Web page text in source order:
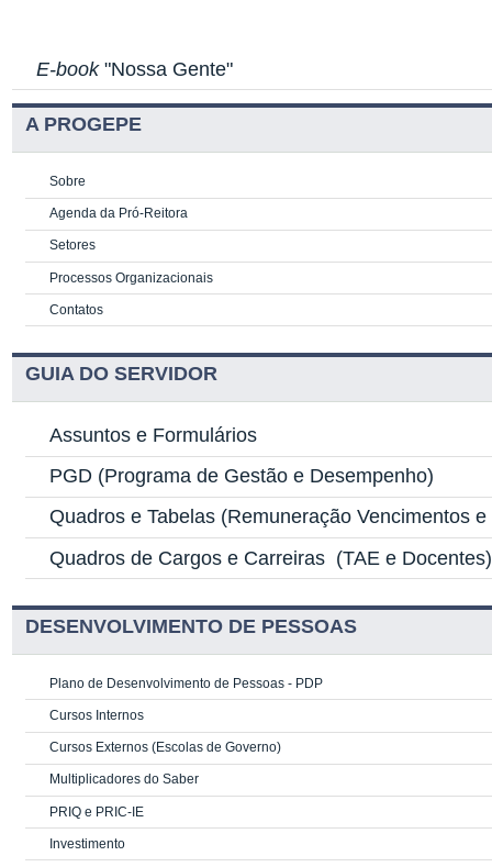
E-book"Nossa Gente"
A PROGEPE
Sobre
Agenda da Pró-Reitora
Setores
Processos Organizacionais
Contatos
GUIA DO SERVIDOR
Assuntos e Formulários
PGD (Programa de Gestão e Desempenho)
Quadros e Tabelas (Remuneração Vencimentos
Quadros de Cargos e Carreiras (TAE e Docentes)
DESENVOLVIMENTO DE PESSOAS
Plano de Desenvolvimento de Pessoas - PDP
Cursos Internos
Cursos Externos (Escolas de Governo)
Multiplicadores do Saber
PRIQ e PRIC-IE
Investimento